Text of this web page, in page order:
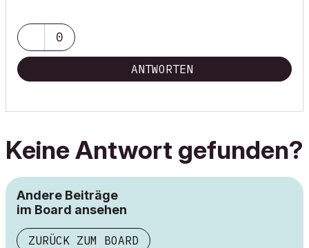
0
ANTWORTEN
Keine Antwort gefunden?
Andere Beiträge
im Board ansehen
ZURÜCK ZUM BOARD